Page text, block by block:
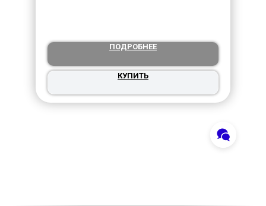
ПОДРОБНЕЕ
КУПИТЬ